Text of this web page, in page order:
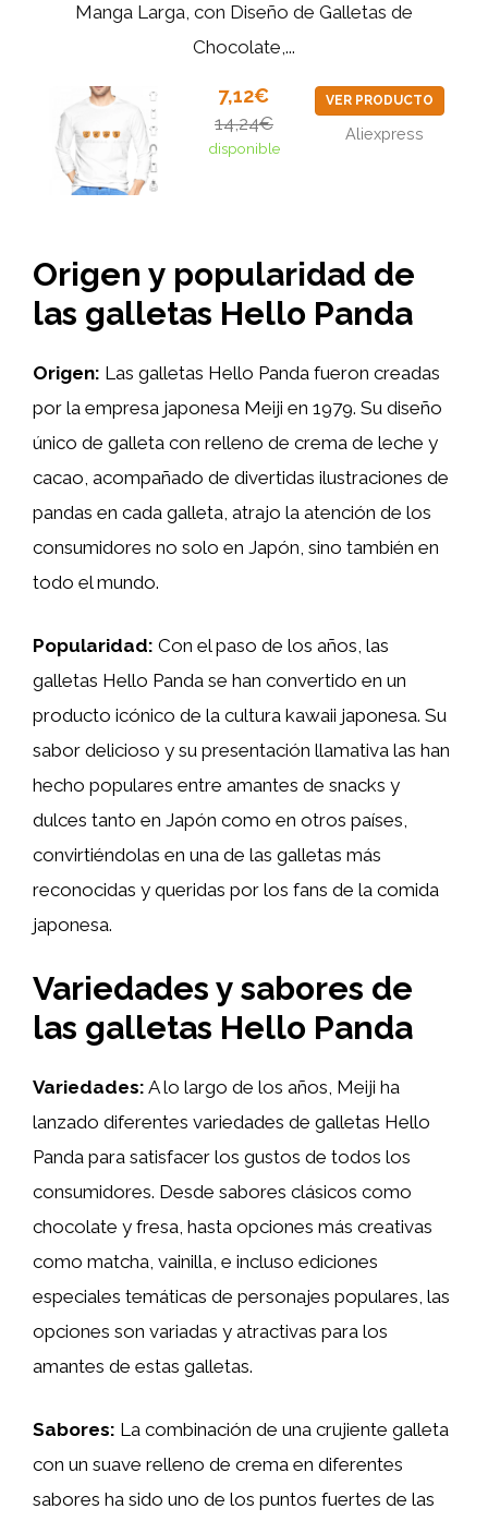
Manga Larga, con Diseño de Galletas de
Chocolate,...
7,12€
14,24€
disponible
VER PRODUCTO
Aliexpress
Origen y popularidad de
las galletas Hello Panda
Origen: Las galletas Hello Panda fueron creadas
por la empresa japonesa Meiji en 1979. Su diseño
único de galleta con relleno de crema de leche y
cacao, acompañado de divertidas ilustraciones de
pandas en cada galleta, atrajo la atención de los
consumidores no solo en Japón, sino también en
todo el mundo.
Popularidad: Con el paso de los años, las
galletas Hello Panda se han convertido en un
producto icónico de la cultura kawaii japonesa. Su
sabor delicioso y su presentación llamativa las han
hecho populares entre amantes de snacks y
dulces tanto en Japón como en otros países,
convirtiéndolas en una de las galletas más
reconocidas y queridas por los fans de la comida
japonesa.
Variedades y sabores de
las galletas Hello Panda
Variedades: A lo largo de los años, Meiji ha
lanzado diferentes variedades de galletas Hello
Panda para satisfacer los gustos de todos los
consumidores. Desde sabores clásicos como
chocolate y fresa, hasta opciones más creativas
como matcha, vainilla, e incluso ediciones
especiales temáticas de personajes populares, las
opciones son variadas y atractivas para los
amantes de estas galletas.
Sabores: La combinación de una crujiente galleta
con un suave relleno de crema en diferentes
sabores ha sido uno de los puntos fuertes de las